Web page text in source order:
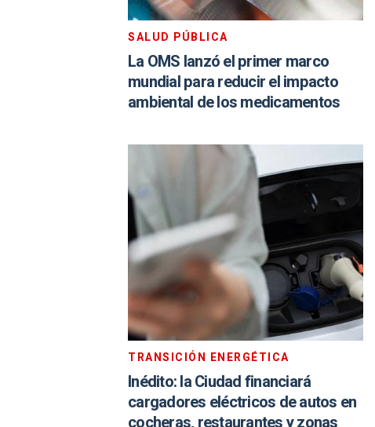
SALUD PÚBLICA
La OMS lanzó el primer marco
mundial para reducir el impacto
ambiental de los medicamentos
TRANSICIÓN ENERGÉTICA
Inédito: la Ciudad financiará
cargadores eléctricos de autos en